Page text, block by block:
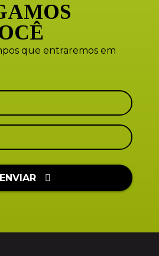
que entraremos em
ENVIAR